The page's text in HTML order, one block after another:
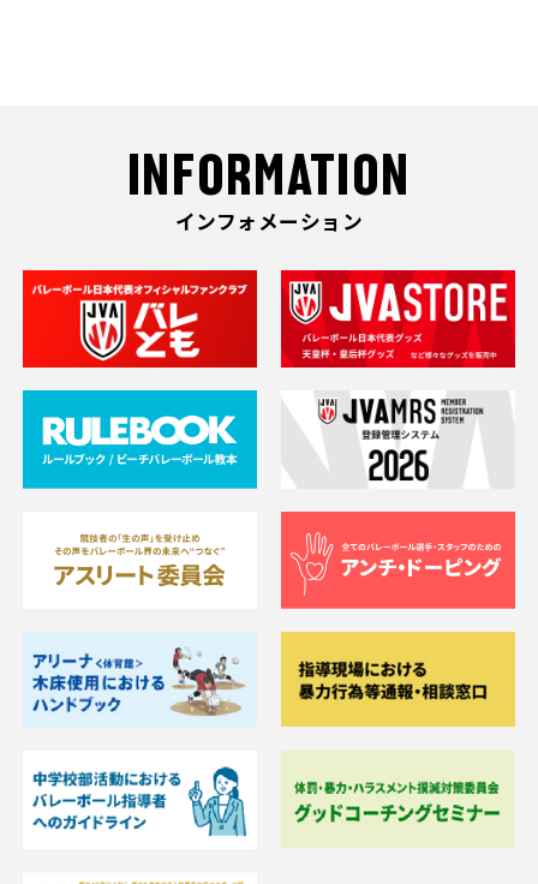
INFORMATION
インフォメーション